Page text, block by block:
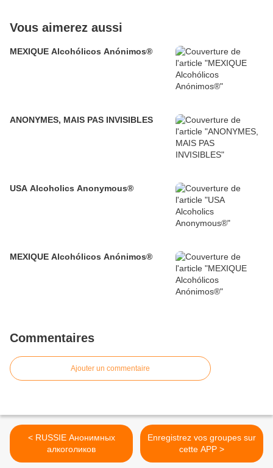
Vous aimerez aussi
MEXIQUE Alcohólicos Anónimos®
ANONYMES, MAIS PAS INVISIBLES
USA Alcoholics Anonymous®
MEXIQUE Alcohólicos Anónimos®
Commentaires
Ajouter un commentaire
< RUSSIE Анонимных
алкоголиков
Enregistrez vos groupes sur
cette APP >